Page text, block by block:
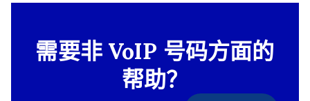
需要非 VoIP 号码方面的
帮助？